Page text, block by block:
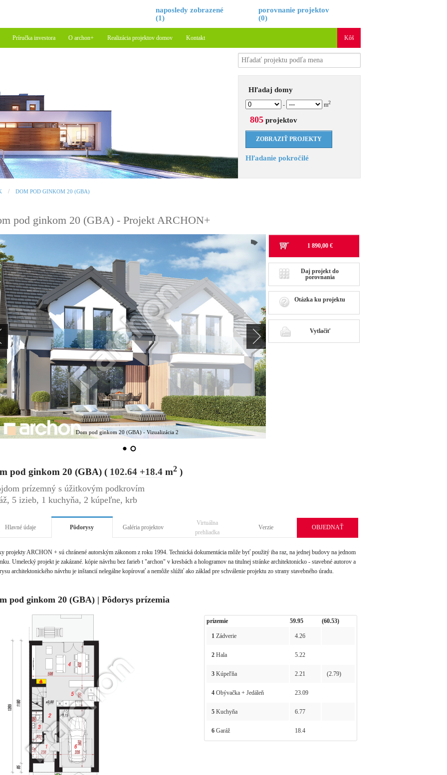
naposledy zobrazené
(1)
porovnanie projektov
(0)
Príručka investora O archon+ Realizácia projektov domov Kontakt Kôš
Hľadaj domy
- m2
805projektov
Hľadanie pokročilé
DOM POD GINKOM 20 (GBA)
pod ginkom 20 (GBA) - Projekt ARCHON+
Dom pod ginkom 20 (GBA) - Vizualizácia 2
1 890,00 €
Daj projekt do
porovnania
Otázka ku projektu
Vytlačiť
pod ginkom 20 (GBA) ( 102.64 +18.4m2)
prízemný s úžitkovým podkrovím
5 izieb, 1 kuchyňa, 2 kúpeľne, krb
Hlavné údaje Pôdorysy Galéria projektov
Virtuálna
prehliadka
Verzie OBJEDNAŤ
projekty ARCHON + sú chránené autorským zákonom z roku 1994. Technická dokumentácia môže byť použitý iba raz, na jednej budovy na jednom
Umelecký projekt je zakázané. kópie návrhu bez farieb t "archon" v kresbách a hologramov na titulnej stránke architektonicko - stavebné autorov a
architektonického návrhu je inštancií nelegálne kopírovať a nemôže slúžiť ako základ pre schválenie projektu zo strany stavebného úradu.
pod ginkom 20 (GBA) | Pôdorys prízemia
prízemie 59.95 (60.53)
1Zádverie 4.26
2Hala 5.22
3Kúpeľňa 2.21 (2.79)
4Obývačka + Jedáleň 23.09
5Kuchyňa 6.77
6Garáž 18.4